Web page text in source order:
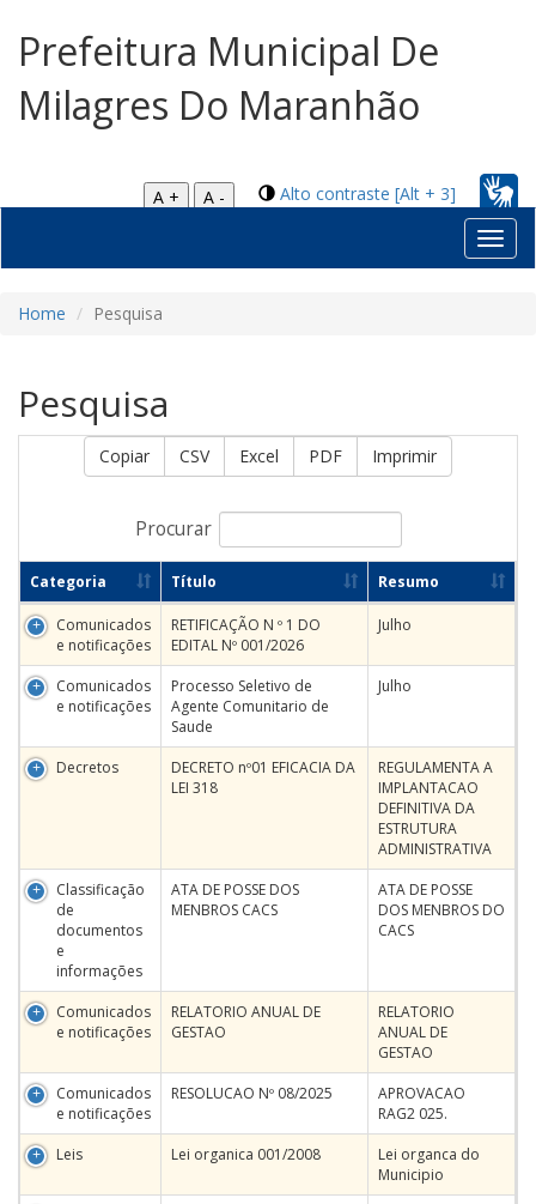
Prefeitura Municipal De
Milagres Do Maranhão
Alto contraste [Alt + 3]
A +
A -
Home Pesquisa
Pesquisa
Copiar CSV Excel PDF Imprimir
Procurar
Categoria Título Resumo
Comunicados
e notificações
RETIFICAÇÃO N º 1 DO
EDITAL Nº 001/2026
Julho
Comunicados
e notificações
Processo Seletivo de
Agente Comunitario de
Saude
Julho
Decretos
DECRETO nº01 EFICACIA DA
LEI 318
REGULAMENTA A
IMPLANTACAO
DEFINITIVA DA
ESTRUTURA
ADMINISTRATIVA
Classificação
de
documentos
e
informações
ATA DE POSSE DOS
MENBROS CACS
ATA DE POSSE
DOS MENBROS DO
CACS
Comunicados
e notificações
RELATORIO ANUAL DE
GESTAO
RELATORIO
ANUAL DE
GESTAO
Comunicados
e notificações
RESOLUCAO Nº 08/2025
APROVACAO
RAG2 025.
Leis
Lei organica 001/2008
Lei organca do
Municipio